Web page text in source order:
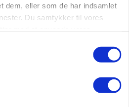
dem, eller som de har indsamlet
Du samtykker til vores
griseproduktion
03. aug.
i udvikling søges